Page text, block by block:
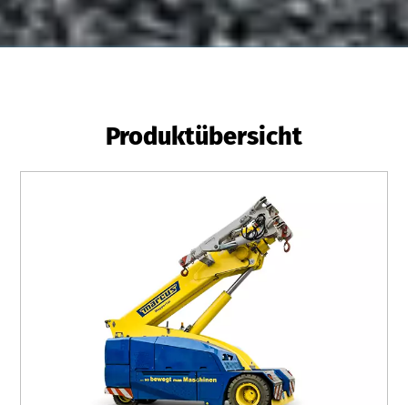
Produktübersicht